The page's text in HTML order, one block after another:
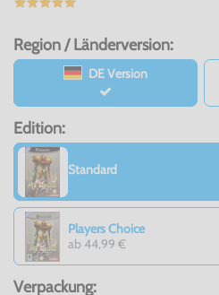
Region / Länderversion:
DE Version
Edition:
Standard
Players Choice
ab 44,99 €
Verpackung: